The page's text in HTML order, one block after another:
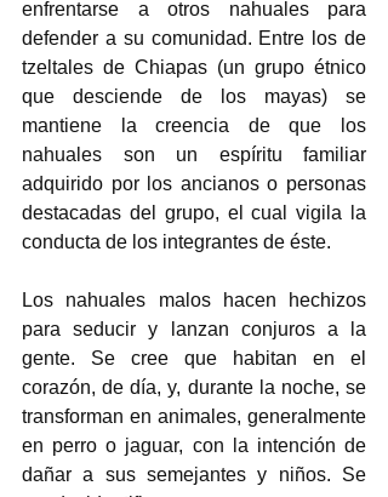
enfrentarse a otros nahuales para
defender a su comunidad. Entre los de
tzeltales de Chiapas (un grupo étnico
que desciende de los mayas) se
mantiene la creencia de que los
nahuales son un espíritu familiar
adquirido por los ancianos o personas
destacadas del grupo, el cual vigila la
conducta de los integrantes de éste.
Los nahuales malos hacen hechizos
para seducir y lanzan conjuros a la
gente. Se cree que habitan en el
corazón, de día, y, durante la noche, se
transforman en animales, generalmente
en perro o jaguar, con la intención de
dañar a sus semejantes y niños. Se